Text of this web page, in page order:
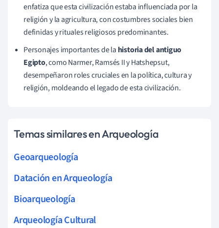
enfatiza que esta civilización estaba influenciada por la
religión y la agricultura, con costumbres sociales bien
definidas y rituales religiosos predominantes.
Personajes importantes de la historia del antiguo
Egipto, como Narmer, Ramsés II y Hatshepsut,
desempeñaron roles cruciales en la política, cultura y
religión, moldeando el legado de esta civilización.
Temas similares en Arqueología
Geoarqueología
Datación en Arqueología
Bioarqueología
Arqueología Cultural